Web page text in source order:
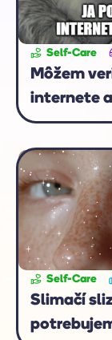
Self-Care
Môžem
internete
Self-Care
Slimačí